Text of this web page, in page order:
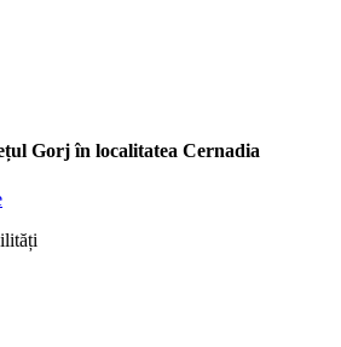
Gorj în localitatea Cernadia